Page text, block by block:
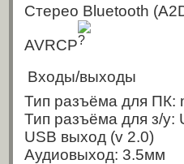
Стерео Bluetooth
AVRCP
Входы/выходы
Тип разъёма для ПК:
Тип разъёма для з/у:
USB выход (v 2.0)
Аудиовыход: 3.5мм